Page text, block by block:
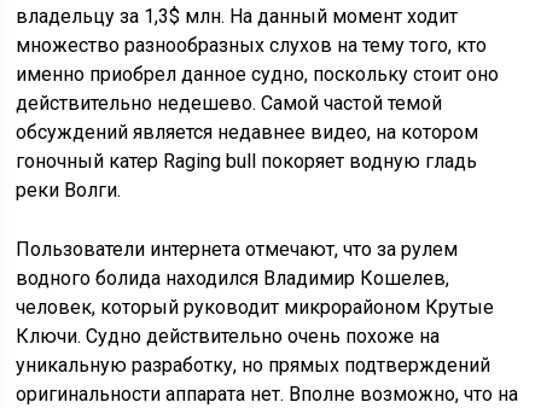
владельцу за 1,3$ млн. На данный момент ходит
множество разнообразных слухов на тему того, кто
именно приобрел данное судно, поскольку стоит оно
действительно недешево. Самой частой темой
обсуждений является недавнее видео, на котором
гоночный катер Raging bull покоряет водную гладь
реки Волги.
Пользователи интернета отмечают, что за рулем
водного болида находился Владимир Кошелев,
человек, который руководит микрорайоном Крутые
Ключи. Судно действительно очень похоже на
уникальную разработку, но прямых подтверждений
оригинальности аппарата нет. Вполне возможно, что на